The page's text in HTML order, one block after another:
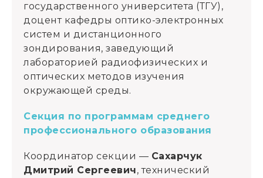
государственного университета (ТГУ),
доцент кафедры оптико-электронных
систем и дистанционного
зондирования, заведующий
лабораторией радиофизических и
оптических методов изучения
окружающей среды.
Секция по программам среднего
профессионального образования
Координатор секции — Сахарчук
Дмитрий Сергеевич, технический